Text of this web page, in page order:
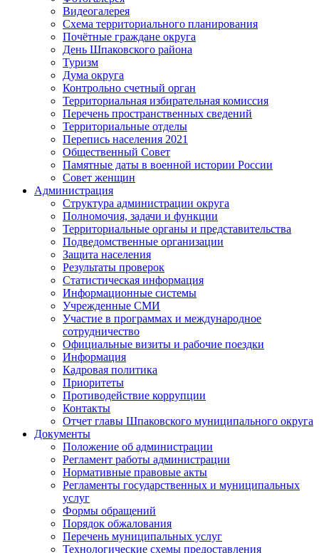
Видеогалерея
Схема территориального планирования
Почётные граждане округа
День Шпаковского района
Туризм
Дума округа
Контрольно счетный орган
Территориальная избирательная комиссия
Перечень пространственных сведений
Территориальные отделы
Перепись населения 2021
Общественный Совет
Памятные даты в военной истории России
Совет женщин
Администрация
Структура администрации округа
Полномочия, задачи и функции
Территориальные органы и представительства
Подведомственные организации
Защита населения
Результаты проверок
Статистическая информация
Информационные системы
Учрежденные СМИ
Участие в программах и международное
сотрудничество
Официальные визиты и рабочие поездки
Информация
Кадровая политика
Приоритеты
Противодействие коррупции
Контакты
Отчет главы Шпаковского муниципального округа
Документы
Положение об администрации
Регламент работы администрации
Нормативные правовые акты
Регламенты государственных и муниципальных
услуг
Формы обращений
Порядок обжалования
Перечень муниципальных услуг
Технологические схемы предоставления